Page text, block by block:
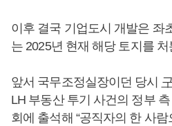
이후 결국 기업도시 개발은 좌
는 2025년 현재 해당 토지를
앞서 국무조정실장이던 당시
LH 부동산 투기 사건의 정부
회에 출석해 “공직자의 한 사